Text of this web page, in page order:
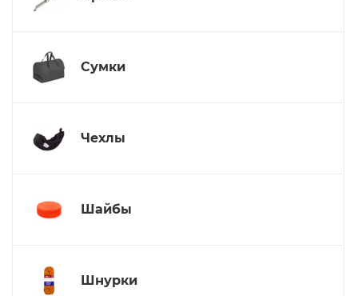
Сумки
Чехлы
Шайбы
Шнурки